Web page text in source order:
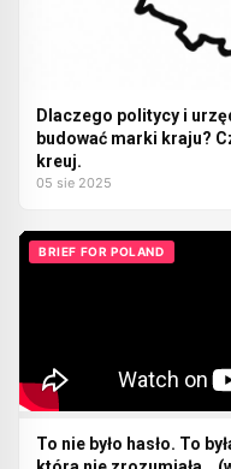
Dlaczego politycy i
budować marki kraju?
kreuj.
05 sie 2025
BRIEF FOR POLAND
To nie było hasło. To